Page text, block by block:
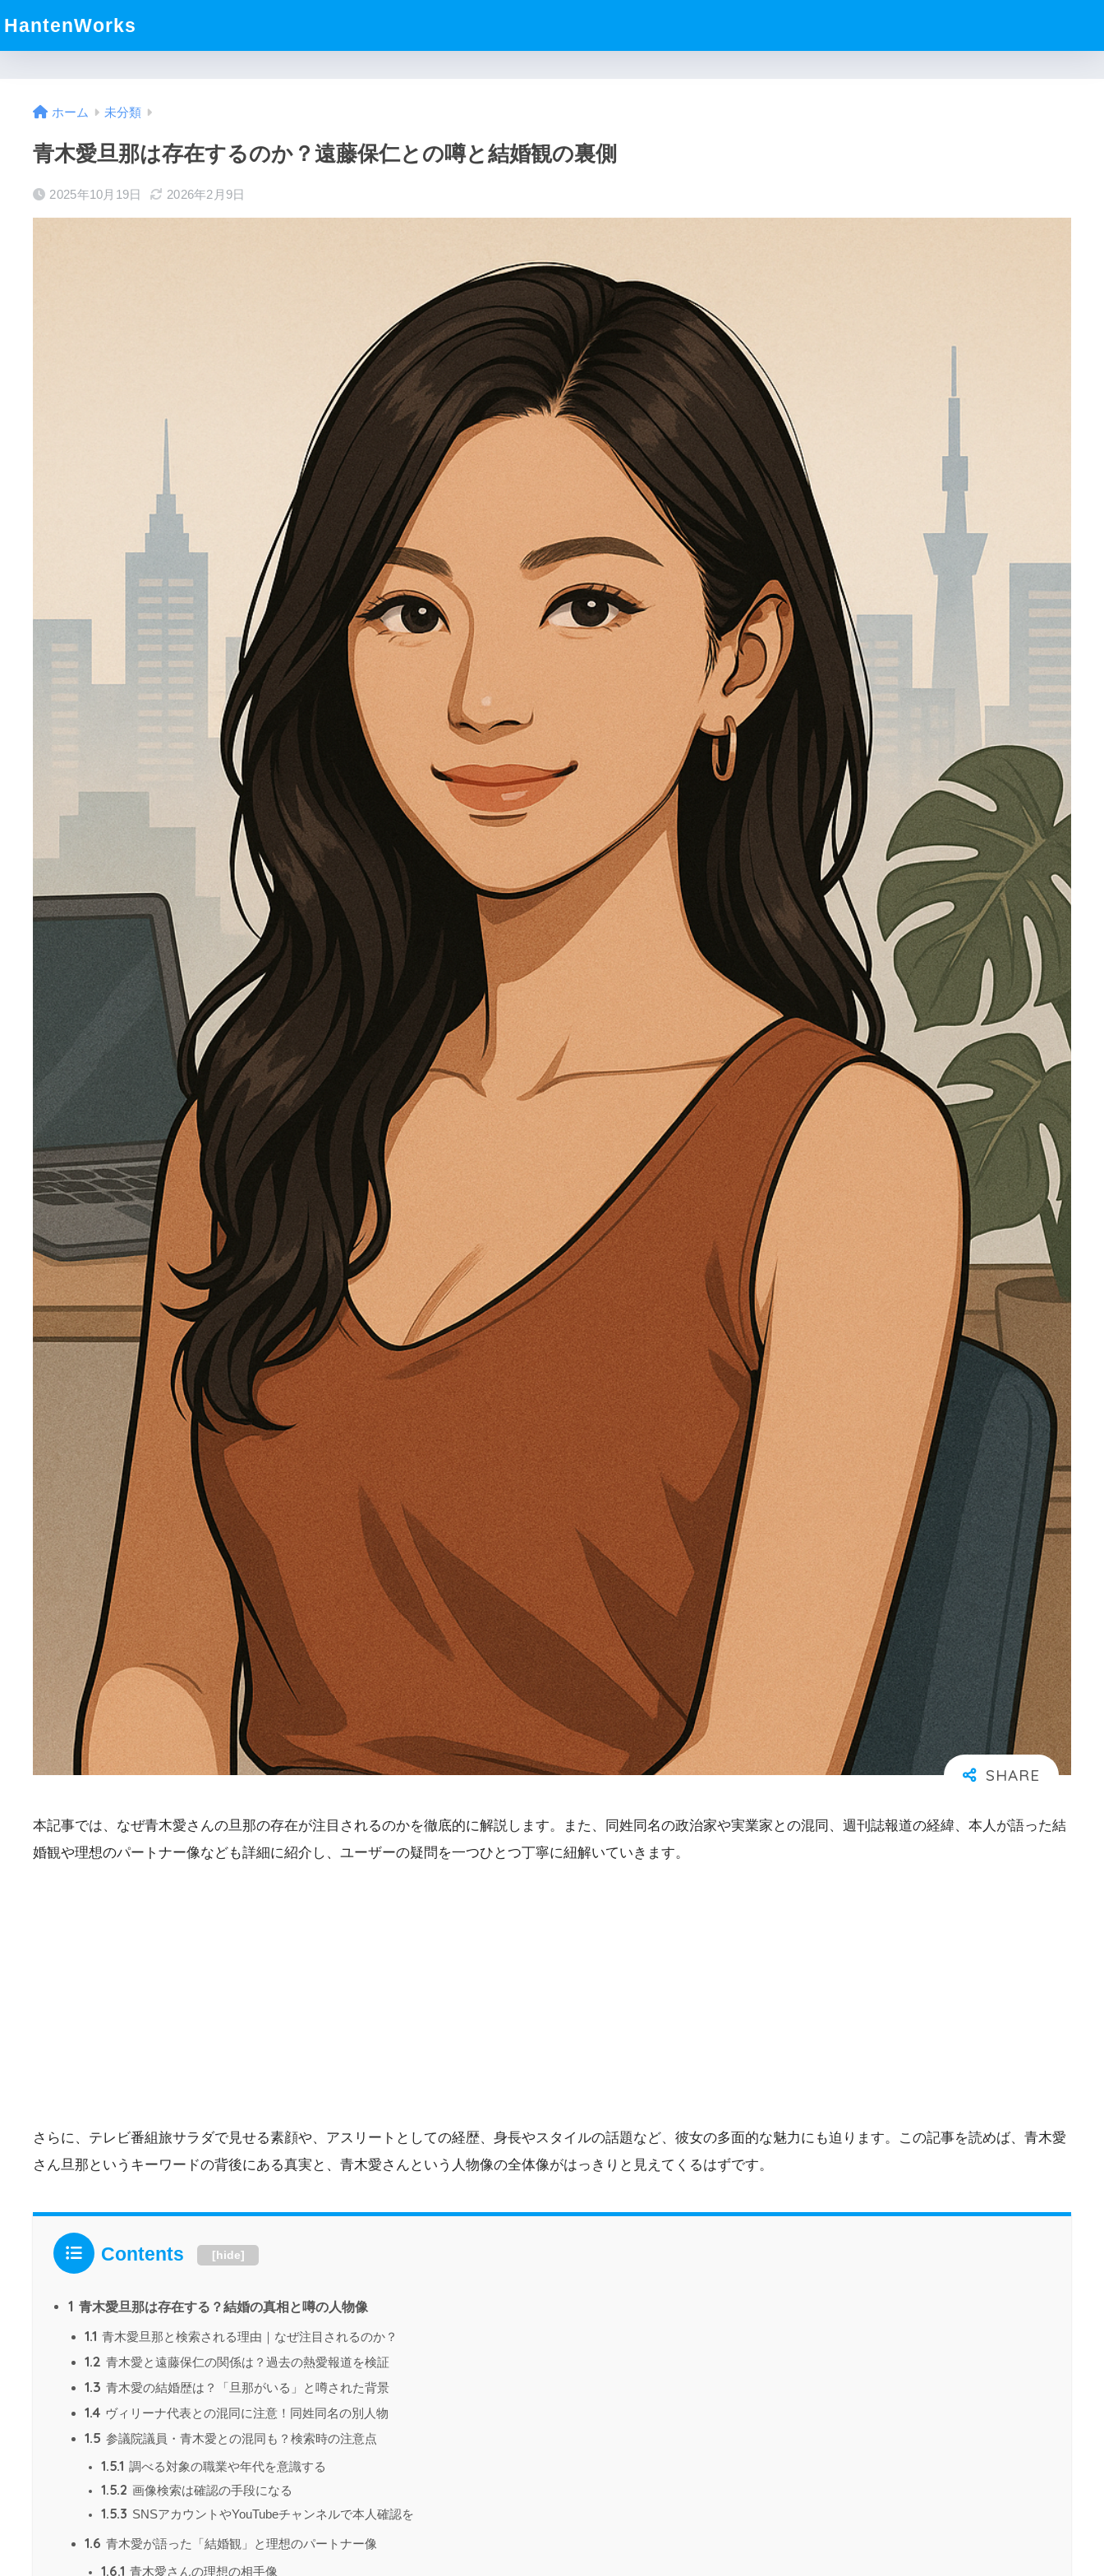
HantenWorks
ホーム 未分類
青木愛旦那は存在するのか？遠藤保仁との噂と結婚観の裏側
2025年10月19日 2026年2月9日
本記事では、なぜ青木愛さんの旦那の存在が注目されるのかを徹底的に解説します。また、同姓同名の政治家や実業家との混同、週刊誌報道の経緯、本人が語った結
婚観や理想のパートナー像なども詳細に紹介し、ユーザーの疑問を一つひとつ丁寧に紐解いていきます。
さらに、テレビ番組旅サラダで見せる素顔や、アスリートとしての経歴、身長やスタイルの話題など、彼女の多面的な魅力にも迫ります。この記事を読めば、青木愛
さん旦那というキーワードの背後にある真実と、青木愛さんという人物像の全体像がはっきりと見えてくるはずです。
Contents [hide]
1 青木愛旦那は存在する？結婚の真相と噂の人物像
1.1 青木愛旦那と検索される理由｜なぜ注目されるのか？
1.2 青木愛と遠藤保仁の関係は？過去の熱愛報道を検証
1.3 青木愛の結婚歴は？「旦那がいる」と噂された背景
1.4 ヴィリーナ代表との混同に注意！同姓同名の別人物
1.5 参議院議員・青木愛との混同も？検索時の注意点
1.5.1 調べる対象の職業や年代を意識する
1.5.2 画像検索は確認の手段になる
1.5.3 SNSアカウントやYouTubeチャンネルで本人確認を
1.6 青木愛が語った「結婚観」と理想のパートナー像
1.6.1 青木愛さんの理想の相手像